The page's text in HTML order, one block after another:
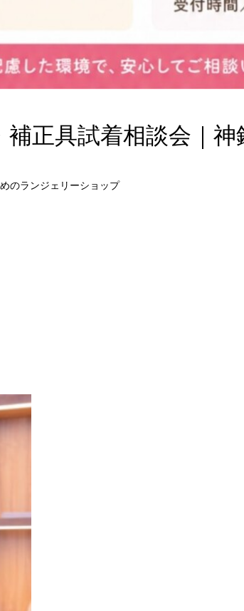
補正具試着相談会｜
のランジェリーショップ